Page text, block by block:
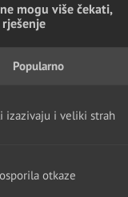
mogu više čekati,
Popularno
izazivaju i veliki strah
otkaze